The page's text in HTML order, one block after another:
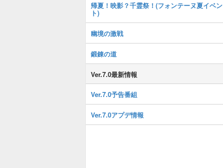
帰夏！映影？千霊祭！(フォンテーヌ夏イベン
ト)
幽境の激戦
鍛錬の道
Ver.7.0最新情報
Ver.7.0予告番組
Ver.7.0アプデ情報